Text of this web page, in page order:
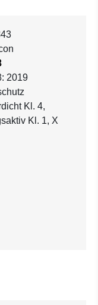
2019
Kl. 4,
Kl. 1, X